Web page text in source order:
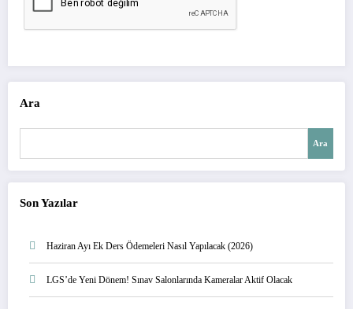
Ara
Ara
Son Yazılar
Haziran Ayı Ek Ders Ödemeleri Nasıl Yapılacak (2026)
LGS’de Yeni Dönem! Sınav Salonlarında Kameralar Aktif Olacak